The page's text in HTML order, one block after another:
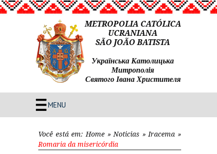
METROPOLIA CATÓLICA
UCRANIANA
SÃO JOÃO BATISTA
Українська Католицька
Митрополія
Святого Івана Христителя
MENU
Você está em: Home» Noticias » Iracema »
Romaria da misericórdia